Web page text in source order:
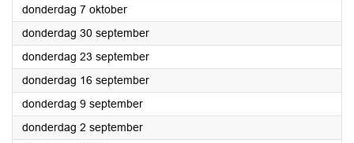
donderdag 7 oktober2021
donderdag 30 september2021
donderdag 23 september2021
donderdag 16 september2021
donderdag 9 september2021
donderdag 2 september2021